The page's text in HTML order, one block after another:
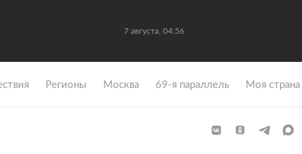
7 августа, 04:56
Регионы Москва 69-я параллель Моя страна